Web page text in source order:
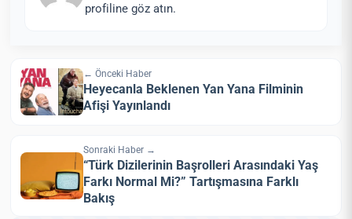
profiline göz atın.
← Önceki Haber
Heyecanla Beklenen Yan Yana Filminin
Afişi Yayınlandı
Sonraki Haber →
“Türk Dizilerinin Başrolleri Arasındaki Yaş
Farkı Normal Mi?” Tartışmasına Farklı
Bakış